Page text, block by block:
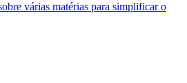
várias matérias para simplificar o